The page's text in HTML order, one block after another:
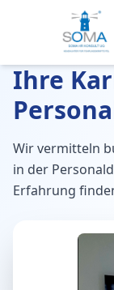
Ihre
Wir vermitteln
in der
Erfahrung